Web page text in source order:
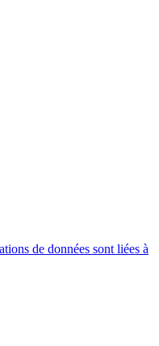
de données sont liées à